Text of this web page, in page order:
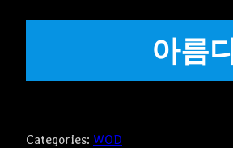
아름
Categories: WOD